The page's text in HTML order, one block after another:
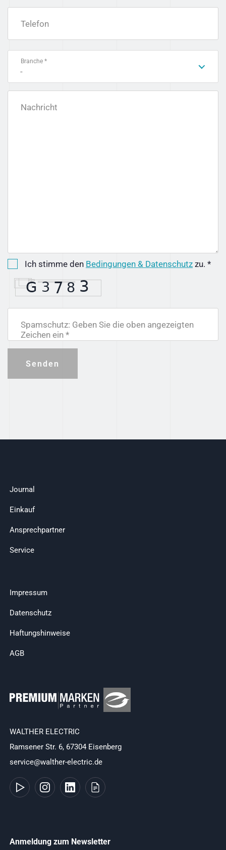
Telefon
Branche *
-
Nachricht
Ich stimme den Bedingungen & Datenschutz zu. *
Spamschutz: Geben Sie die oben angezeigten
Zeichen ein *
Senden
Journal
Einkauf
Ansprechpartner
Service
Impressum
Datenschutz
Haftungshinweise
AGB
WALTHER ELECTRIC
Ramsener Str. 6, 67304 Eisenberg
service@walther-electric.de
Anmeldung zum Newsletter